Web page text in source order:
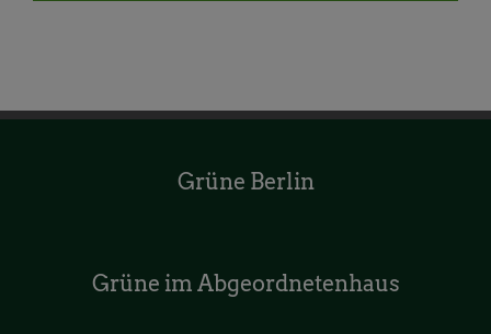
Grüne Berlin
Grüne im Abgeordnetenhaus